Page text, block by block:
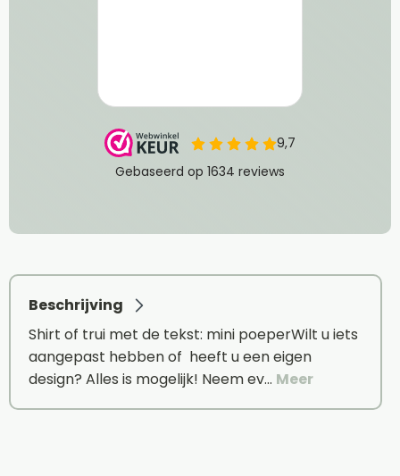
Beschrijving
Shirt of trui met de tekst: mini poeperWilt u iets
aangepast hebben of heeft u een eigen
design? Alles is mogelijk! Neem ev… Meer